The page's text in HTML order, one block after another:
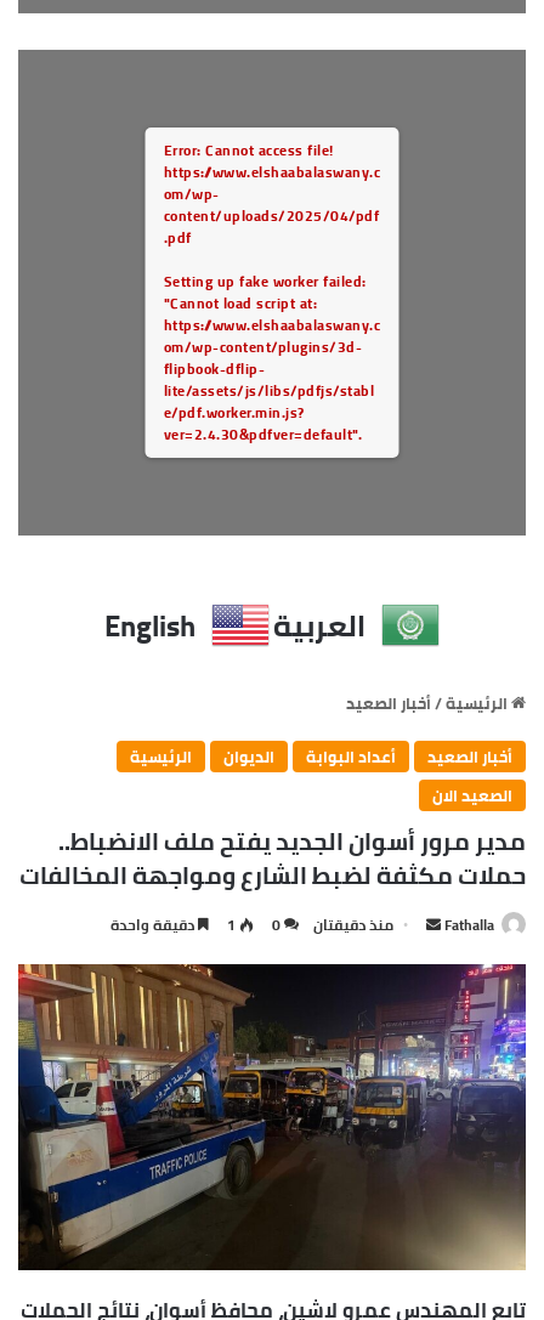
Error: Cannot access file!
https://www.elshaabalaswany.c
om/wp-
content/uploads/2025/04/pdf
.pdf
Setting up fake worker failed:
"Cannot load script at:
https://www.elshaabalaswany.c
om/wp-content/plugins/3d-
flipbook-dflip-
lite/assets/js/libs/pdfjs/stabl
e/pdf.worker.min.js?
ver=2.4.30&pdfver=default".